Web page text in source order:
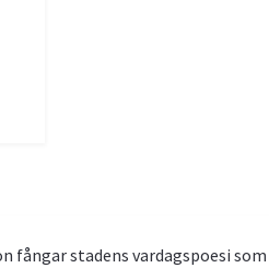
stadens vardagspoesi som